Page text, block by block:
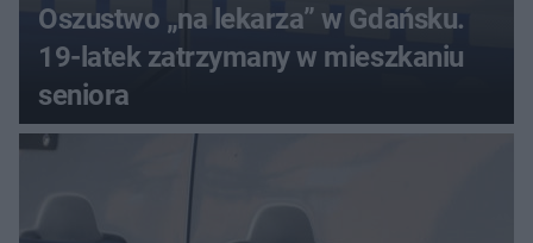
Oszustwo „na lekarza” w Gdańsku.
19-latek zatrzymany w mieszkaniu
seniora